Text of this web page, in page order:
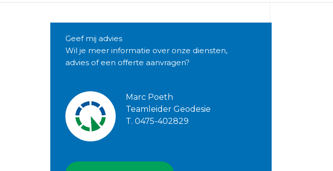
Geef mij advies
Wil je meer informatie over onze diensten,
advies of een offerte aanvragen?
Marc Poeth
Teamleider Geodesie
T. 0475-402829